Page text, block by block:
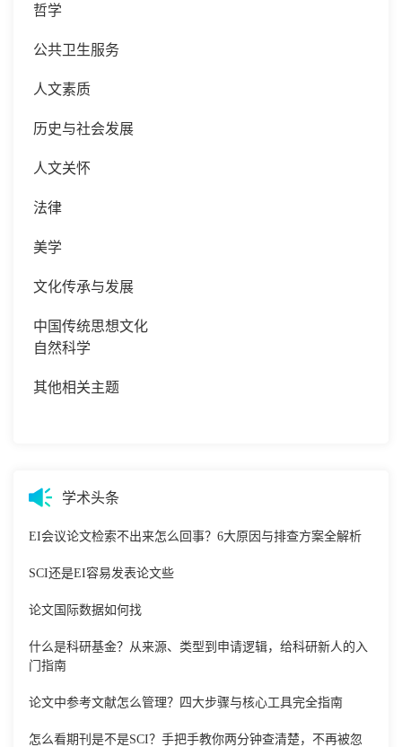
哲学
公共卫生服务
人文素质
历史与社会发展
人文关怀
法律
美学
文化传承与发展
中国传统思想文化
自然科学
其他相关主题
学术头条
EI会议论文检索不出来怎么回事？6大原因与排查方案全解析
SCI还是EI容易发表论文些
论文国际数据如何找
什么是科研基金？从来源、类型到申请逻辑，给科研新人的入
门指南
论文中参考文献怎么管理？四大步骤与核心工具完全指南
怎么看期刊是不是SCI？手把手教你两分钟查清楚，不再被忽